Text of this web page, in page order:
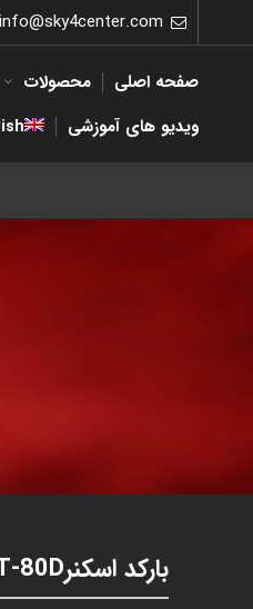
info@sky4center.com
صفحه اصلی محصولات
ویدیو های آموزشی
بارکد اسکنرBT-80D